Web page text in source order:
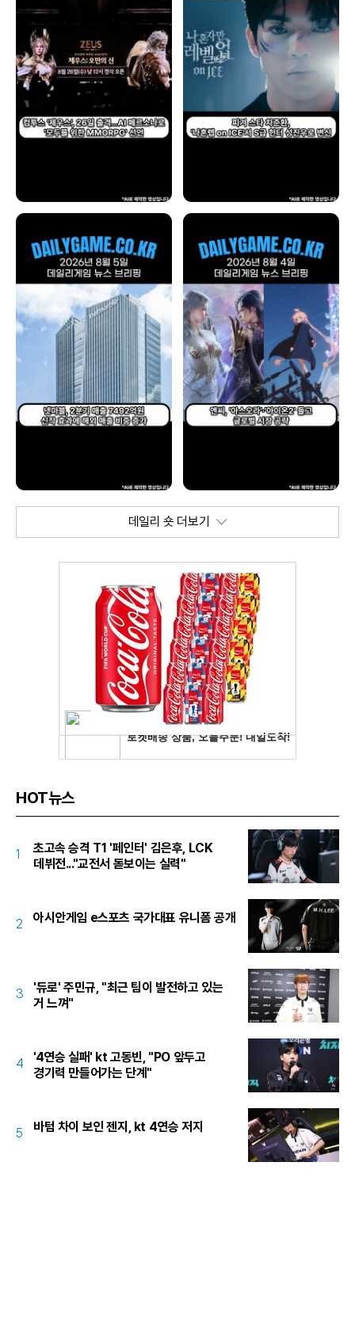
데일리 숏 더보기
HOT뉴스
1
초고속 승격 T1 '페인터' 김은후, LCK
데뷔전..."교전서 돋보이는 실력"
2 아시안게임 e스포츠 국가대표 유니폼 공개
3
'듀로' 주민규, "최근 팀이 발전하고 있는
거 느껴"
4
'4연승 실패' kt 고동빈, "PO 앞두고
경기력 만들어가는 단계"
5 바텀 차이 보인 젠지, kt 4연승 저지